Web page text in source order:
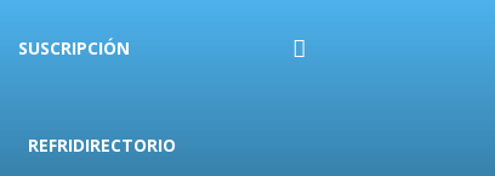
SUSCRIPCIÓN
REFRIDIRECTORIO